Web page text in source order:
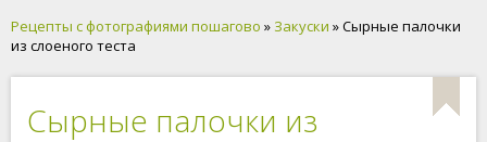
Рецепты с фотографиями пошагово » Закуски » Сырные палочки
из слоеного теста
Сырные палочки из